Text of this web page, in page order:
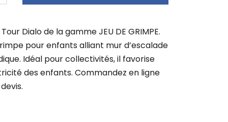
Dialo de la gamme JEU DE GRIMPE.
pour enfants alliant mur d’escalade
Idéal pour collectivités, il favorise
des enfants. Commandez en ligne